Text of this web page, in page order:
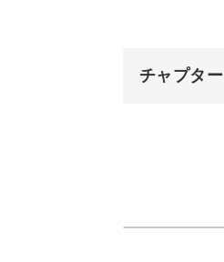
チャプター